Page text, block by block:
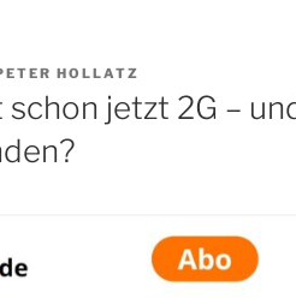
HOLLATZ
jetzt 2G –